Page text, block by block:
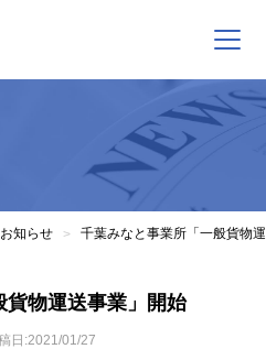
お知らせ > 千葉みなと事業所「一般貨物
物運送事業」開始
日:2021/01/27